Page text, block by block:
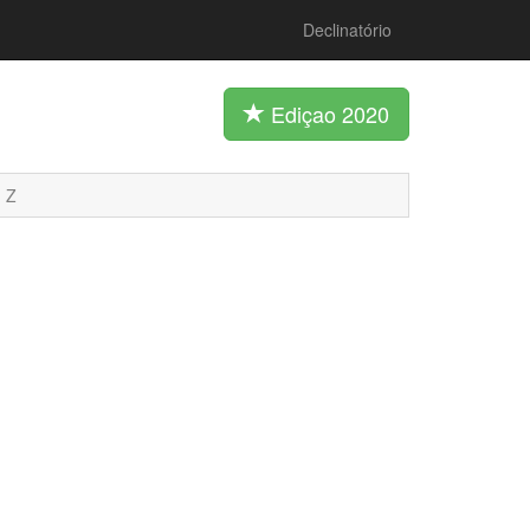
Declinatório
Ediçao 2020
Z